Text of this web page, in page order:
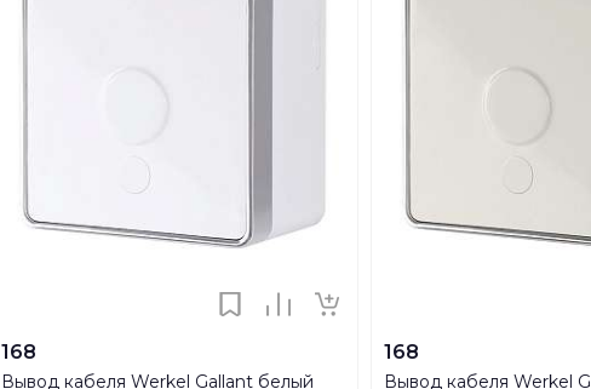
168
Вывод кабеля Werkel Gallant белый
168
Вывод кабеля Werkel